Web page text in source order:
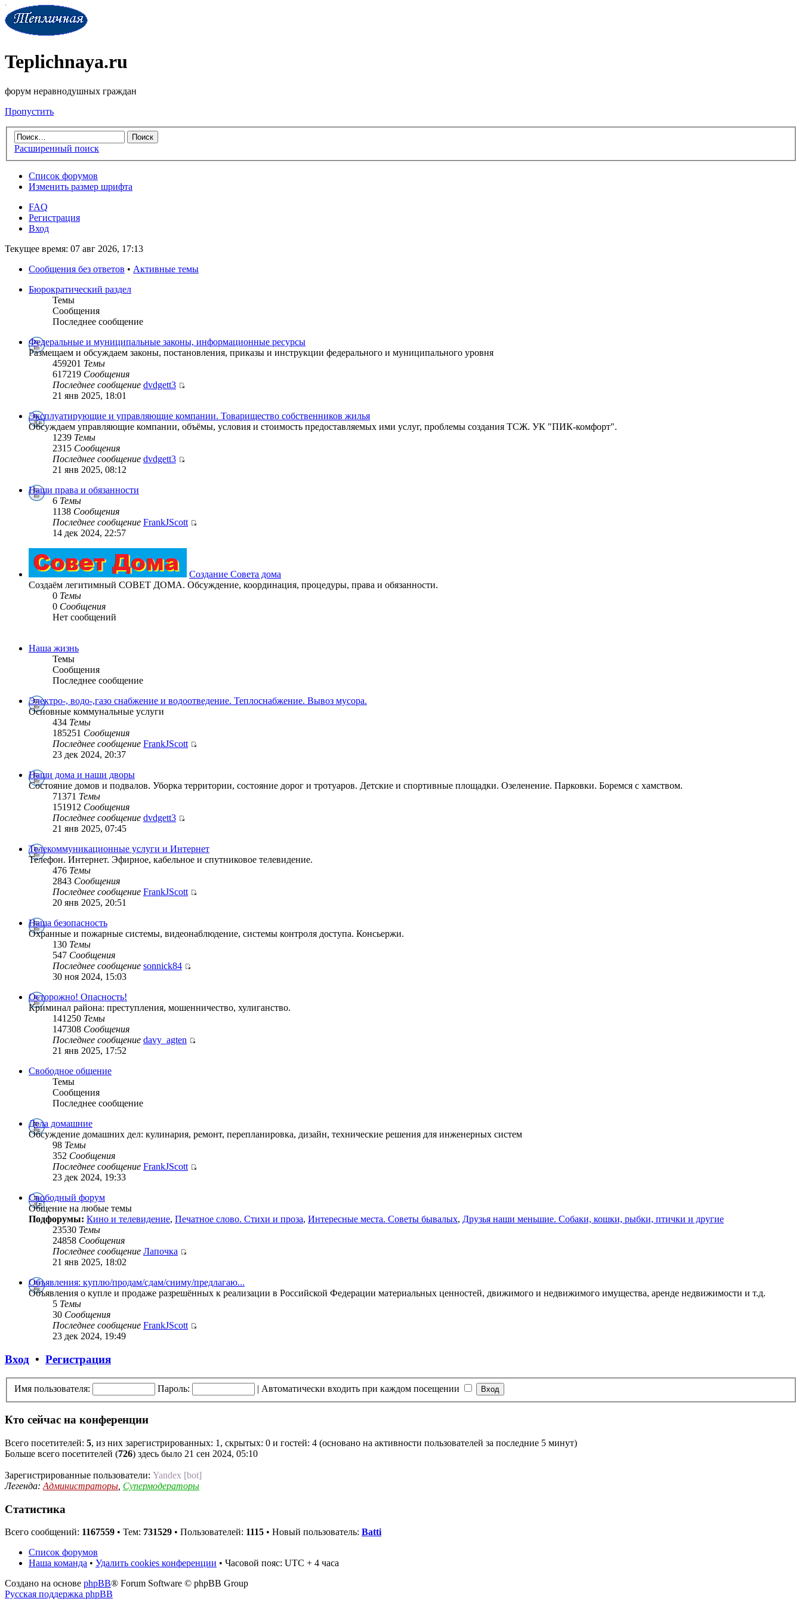
Teplichnaya.ru
форум неравнодушных граждан
Пропустить
Расширенный поиск
Список форумов
Изменить размер шрифта
FAQ
Регистрация
Вход
Текущее время: 07 авг 2026, 17:13
Сообщения без ответов • Активные темы
Бюрократический раздел
Темы
Сообщения
Последнее сообщение
Федеральные и муниципальные законы, информационные ресурсы
Размещаем и обсуждаем законы, постановления, приказы и инструкции федерального и муниципального уровня
459201 Темы
617219 Сообщения
Последнее сообщение dvdgett3
21 янв 2025, 18:01
Эксплуатирующие и управляющие компании. Товарищество собственников жилья
Обсуждаем управляющие компании, объёмы, условия и стоимость предоставляемых ими услуг, проблемы создания ТСЖ. УК "ПИК-комфорт".
1239 Темы
2315 Сообщения
Последнее сообщение dvdgett3
21 янв 2025, 08:12
Наши права и обязанности
6 Темы
1138 Сообщения
Последнее сообщение FrankJScott
14 дек 2024, 22:57
Создание Совета дома
Создаём легитимный СОВЕТ ДОМА. Обсуждение, координация, процедуры, права и обязанности.
0 Темы
0 Сообщения
Нет сообщений
Наша жизнь
Темы
Сообщения
Последнее сообщение
Электро-, водо-,газо снабжение и водоотведение. Теплоснабжение. Вывоз мусора.
Основные коммунальные услуги
434 Темы
185251 Сообщения
Последнее сообщение FrankJScott
23 дек 2024, 20:37
Наши дома и наши дворы
Состояние домов и подвалов. Уборка территории, состояние дорог и тротуаров. Детские и спортивные площадки. Озеленение. Парковки. Боремся с хамством.
71371 Темы
151912 Сообщения
Последнее сообщение dvdgett3
21 янв 2025, 07:45
Телекоммуникационные услуги и Интернет
Телефон. Интернет. Эфирное, кабельное и спутниковое телевидение.
476 Темы
2843 Сообщения
Последнее сообщение FrankJScott
20 янв 2025, 20:51
Наша безопасность
Охранные и пожарные системы, видеонаблюдение, системы контроля доступа. Консьержи.
130 Темы
547 Сообщения
Последнее сообщение sonnick84
30 ноя 2024, 15:03
Осторожно! Опасность!
Криминал района: преступления, мошенничество, хулиганство.
141250 Темы
147308 Сообщения
Последнее сообщение davy_agten
21 янв 2025, 17:52
Свободное общение
Темы
Сообщения
Последнее сообщение
Дела домашние
Обсуждение домашних дел: кулинария, ремонт, перепланировка, дизайн, технические решения для инженерных систем
98 Темы
352 Сообщения
Последнее сообщение FrankJScott
23 дек 2024, 19:33
Свободный форум
Общение на любые темы
Подфорумы: Кино и телевидение, Печатное слово. Стихи и проза, Интересные места. Советы бывалых, Друзья наши меньшие. Собаки, кошки, рыбки, птички и другие
23530 Темы
24858 Сообщения
Последнее сообщение Лапочка
21 янв 2025, 18:02
Объявления: куплю/продам/сдам/сниму/предлагаю...
Объявления о купле и продаже разрешённых к реализации в Российской Федерации материальных ценностей, движимого и недвижимого имущества, аренде недвижимости и т.д.
5 Темы
30 Сообщения
Последнее сообщение FrankJScott
23 дек 2024, 19:49
Вход • Регистрация
Имя пользователя: Пароль: | Автоматически входить при каждом посещении
Кто сейчас на конференции
Всего посетителей: 5, из них зарегистрированных: 1, скрытых: 0 и гостей: 4 (основано на активности пользователей за последние 5 минут)
Больше всего посетителей (726) здесь было 21 сен 2024, 05:10
Зарегистрированные пользователи: Yandex [bot]
Легенда: Администраторы Супермодераторы
Статистика
Всего сообщений: 1167559 • Тем: 731529 • Пользователей: 1115 • Новый пользователь: Batti
Список форумов
Наша команда • Удалить cookies конференции • Часовой пояс: UTC + 4 часа
Создано на основе phpBB® Forum Software © phpBB Group
Русская поддержка phpBB